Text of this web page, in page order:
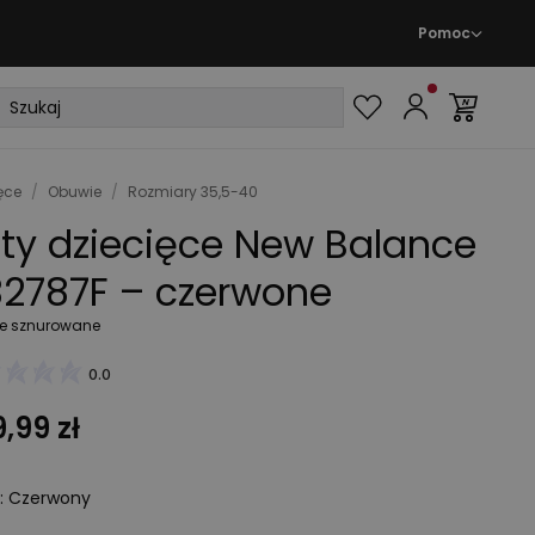
Pomoc
/ Obuwie / Rozmiary 35,5-40
dziecięce New Balance
– czerwone
sznurowane
0.0
zł
: Czerwony